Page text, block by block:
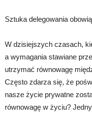
Sztuka delegowania
W dzisiejszych czasach,
a wymagania stawiane
utrzymać równowagę
Często zdarza się, że
nasze życie prywatne
równowagę w życiu?